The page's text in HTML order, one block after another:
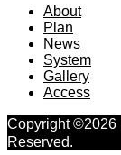
About
Plan
News
System
Gallery
Access
Copyright ©2026
Reserved.